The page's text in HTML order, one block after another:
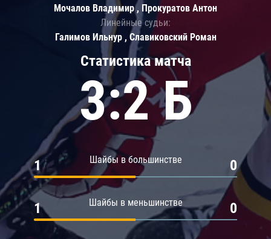
Статистика матча
3:2 Б
Шайбы в большинстве
1 0
Шайбы в меньшинстве
1 0
Мочалов Владимир , Прокуратов Антон
Линейные судьи:
Галимов Ильнур , Славиковский Роман